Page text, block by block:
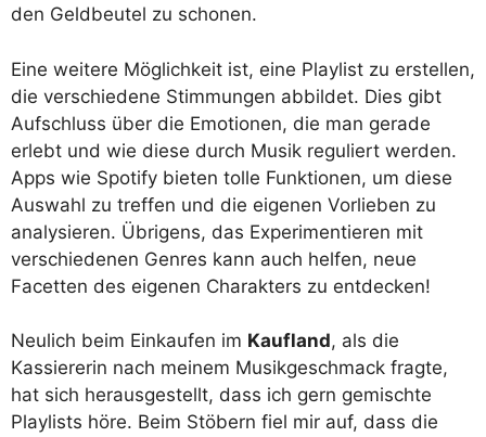
den Geldbeutel zu schonen.
Eine weitere Möglichkeit ist, eine Playlist zu erstellen,
die verschiedene Stimmungen abbildet. Dies gibt
Aufschluss über die Emotionen, die man gerade
erlebt und wie diese durch Musik reguliert werden.
Apps wie Spotify bieten tolle Funktionen, um diese
Auswahl zu treffen und die eigenen Vorlieben zu
analysieren. Übrigens, das Experimentieren mit
verschiedenen Genres kann auch helfen, neue
Facetten des eigenen Charakters zu entdecken!
Neulich beim Einkaufen im Kaufland, als die
Kassiererin nach meinem Musikgeschmack fragte,
hat sich herausgestellt, dass ich gern gemischte
Playlists höre. Beim Stöbern fiel mir auf, dass die